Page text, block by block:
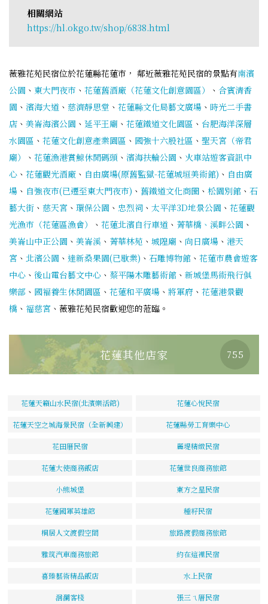
相關網站
https://hl.okgo.tw/shop/6838.html
薇雅花苑民宿位於花蓮縣花蓮市， 鄰近薇雅花苑民宿的景點有南濱
公園 、 東大門夜市 、 花蓮舊酒廠（花蓮文化創意園區） 、 合賓清香
園 、 濱海大道 、 慈濟靜思堂 、 花蓮縣文化局藝文廣場 、 時光二手書
店 、 美崙海濱公園 、 延平王廟 、 花蓮鐵道文化園區 、 台肥海洋深層
水園區 、 花蓮文化創意產業園區 、 國強十六股社區 、 聖天宮（帝君
廟）
、 花蓮漁港賞鯨休閒碼頭 、 濱海扶輪公園 、 火車站遊客資訊中
心 、 花蓮觀光酒廠 、 自由廣場(原舊監獄-花蓮城垣美術館) 、 自由廣
場 、 自強夜市(已遷至東大門夜市) 、 舊鐵道文化商圈 、 松園別館 、 石
藝大街 、 慈天宮 、 環保公園 、 忠烈祠 、 太平洋3D地景公園 、 花蓮觀
光漁市（花蓮區漁會）
、 花蓮北濱自行車道 、 菁華橋、溪畔公園 、
美崙山中正公園 、 美崙溪 、 菁華林苑 、 城隍廟 、 向日廣場 、 港天
宮 、 北濱公園 、 達新桑果園(已歇業) 、 石雕博物館 、 花蓮市農會遊客
中心 、 後山電台藝文中心 、 蔡平陽木雕藝術館 、 新城堡馬術飛行俱
樂部 、 國褔養生休閒園區 、 花蓮和平廣場 、 將軍府 、 花蓮港景觀
橋 、 福慈宮 、薇雅花苑民宿歡迎您的蒞臨。
花蓮其他店家 755
花蓮天籟山水民宿(北濱樂活館) 花蓮心悅民宿
花蓮天空之城海景民宿（全新興建） 花蓮縣勞工育樂中心
花田厝民宿 麗堤精緻民宿
花蓮大使商務飯店 花蓮世良商務旅館
小熊城堡 東方之星民宿
花蓮國軍英雄館 種籽民宿
桐居人文渡假空間 旅路渡假商務旅館
雅筑汽車商務旅館 約在這裡民宿
喜臻藝術精品飯店 水上民宿
洄瀾客棧 張三ㄟ厝民宿